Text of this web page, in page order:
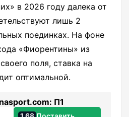
в 2026 году далека от
лишь 2
поединках. На фоне
«Фиорентины» из
поля, ставка на
оптимальной.
П1